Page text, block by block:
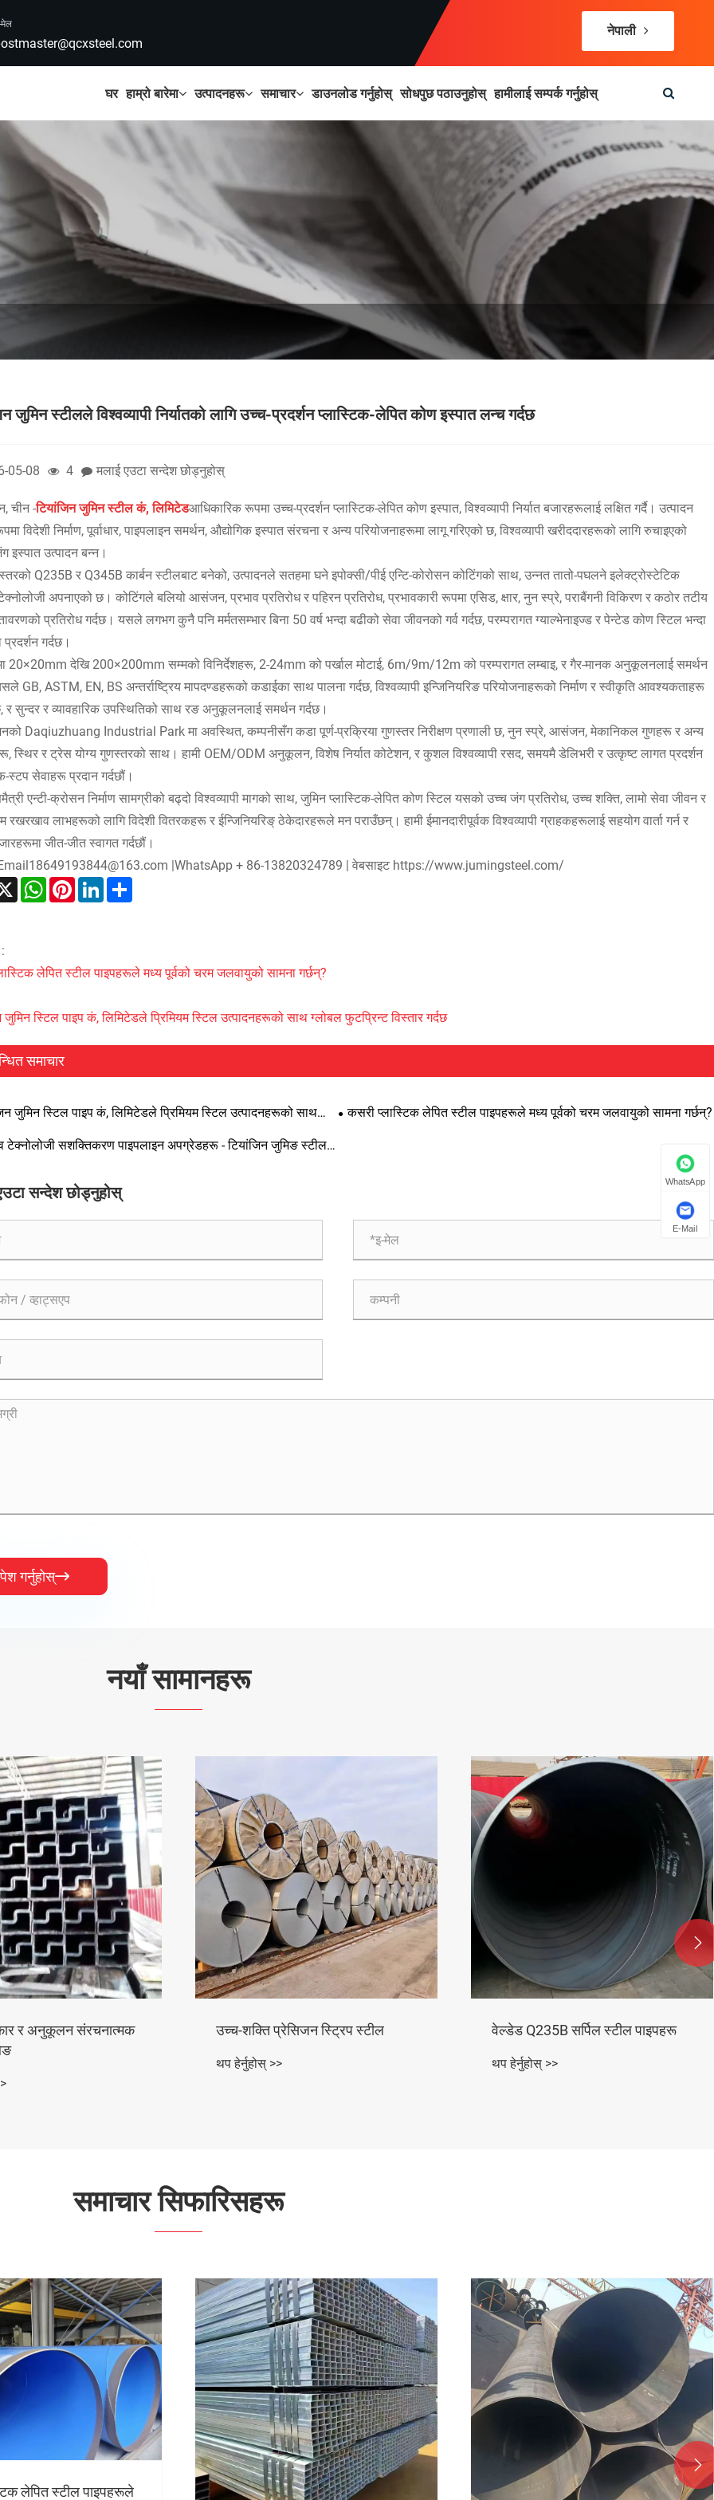
नेपाली
घर हाम्रो बारेमा उत्पादनहरू समाचार डाउनलोड गर्नुहोस् सोधपुछ पठाउनुहोस् हामीलाई सम्पर्क गर्नुहोस्
जुमिन स्टीलले विश्वव्यापी निर्यातको लागि उच्च-प्रदर्शन प्लास्टिक-लेपित कोण इस्पात लन्च गर्दछ
05-08 4 मलाई एउटा सन्देश छोड्नुहोस्
चीन -टियांजिन जुमिन स्टील कं, लिमिटेडआधिकारिक रूपमा उच्च-प्रदर्शन प्लास्टिक-लेपित कोण इस्पात, विश्वव्यापी निर्यात बजारहरूलाई लक्षित गर्दै। उत्पादन
विदेशी निर्माण, पूर्वाधार, पाइपलाइन समर्थन, औद्योगिक इस्पात संरचना र अन्य परियोजनाहरूमा लागू गरिएको छ, विश्वव्यापी खरीददारहरूको लागि रुचाइएको
इस्पात उत्पादन बन्न।
Q235B र Q345B कार्बन स्टीलबाट बनेको, उत्पादनले सतहमा घने इपोक्सी/पीई एन्टि-कोरोसन कोटिंगको साथ, उन्नत तातो-पघलने इलेक्ट्रोस्टेटिक
अपनाएको छ। कोटिंगले बलियो आसंजन, प्रभाव प्रतिरोध र पहिरन प्रतिरोध, प्रभावकारी रूपमा एसिड, क्षार, नुन स्प्रे, पराबैंगनी विकिरण र कठोर तटीय
प्रतिरोध गर्दछ। यसले लगभग कुनै पनि मर्मतसम्भार बिना 50 वर्ष भन्दा बढीको सेवा जीवनको गर्व गर्दछ, परम्परागत ग्याल्भेनाइज्ड र पेन्टेड कोण स्टिल भन्दा
प्रदर्शन गर्दछ।
20×20mm देखि 200×200mm सम्मको विनिर्देशहरू, 2-24mm को पर्खाल मोटाई, 6m/9m/12m को परम्परागत लम्बाइ, र गैर-मानक अनुकूलनलाई समर्थन
GB, ASTM, EN, BS अन्तर्राष्ट्रिय मापदण्डहरूको कडाईका साथ पालना गर्दछ, विश्वव्यापी इन्जिनियरिङ परियोजनाहरूको निर्माण र स्वीकृति आवश्यकताहरू
र सुन्दर र व्यावहारिक उपस्थितिको साथ रङ अनुकूलनलाई समर्थन गर्दछ।
Daqiuzhuang Industrial Park मा अवस्थित, कम्पनीसँग कडा पूर्ण-प्रक्रिया गुणस्तर निरीक्षण प्रणाली छ, नुन स्प्रे, आसंजन, मेकानिकल गुणहरू र अन्य
स्थिर र ट्रेस योग्य गुणस्तरको साथ। हामी OEM/ODM अनुकूलन, विशेष निर्यात कोटेशन, र कुशल विश्वव्यापी रसद, समयमै डेलिभरी र उत्कृष्ट लागत प्रदर्शन
स्टप सेवाहरू प्रदान गर्दछौं।
एन्टी-क्रोसन निर्माण सामग्रीको बढ्दो विश्वव्यापी मागको साथ, जुमिन प्लास्टिक-लेपित कोण स्टिल यसको उच्च जंग प्रतिरोध, उच्च शक्ति, लामो सेवा जीवन र
रखरखाव लाभहरूको लागि विदेशी वितरकहरू र ईन्जिनियरिङ् ठेकेदारहरूले मन पराउँछन्। हामी ईमानदारीपूर्वक विश्वव्यापी ग्राहकहरूलाई सहयोग वार्ता गर्न र
जीत-जीत स्वागत गर्दछौं।
Email18649193844@163.com |WhatsApp + 86-13820324789 | वेबसाइट https://www.jumingsteel.com/
X WhatsAppPinterestLinkedIn
लेपित स्टील पाइपहरूले मध्य पूर्वको चरम जलवायुको सामना गर्छन्?
जुमिन स्टिल पाइप कं, लिमिटेडले प्रिमियम स्टिल उत्पादनहरूको साथ ग्लोबल फुटप्रिन्ट विस्तार गर्दछ
समाचार
जुमिन स्टिल पाइप कं, लिमिटेडले प्रिमियम स्टिल उत्पादनहरूको साथ
विस्तार गर्दछ
कसरी प्लास्टिक लेपित स्टील पाइपहरूले मध्य पूर्वको चरम जलवायुको सामना गर्छन्?
टेक्नोलोजी सशक्तिकरण पाइपलाइन अपग्रेडहरू - टियांजिन जुमिङ स्टील
सन्देश छोड्नुहोस्
पेश गर्नुहोस्
नयाँ सामानहरू
स्ट्रिप स्टील वेल्डेड Q235B सर्पिल स्टील पाइपहरू
थप हेर्नुहोस् >>
हट-रोल्ड कोण स्टील
थप हेर्नुहोस् >>

समाचार सिफारिसहरू
अभिनव टेक्नोलोजी सशक्तिकरण
पाइपलाइन अपग्रेडहरू - टियांजिन जुमिङ

WhatsApp
E-Mail